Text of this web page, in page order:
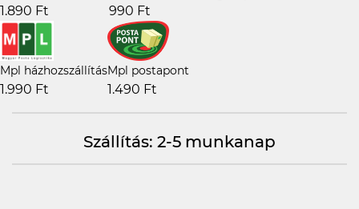
1.890 Ft 990 Ft
Mpl házhozszállítás
1.990 Ft
Mpl postapont
1.490 Ft
Szállítás: 2-5 munkanap